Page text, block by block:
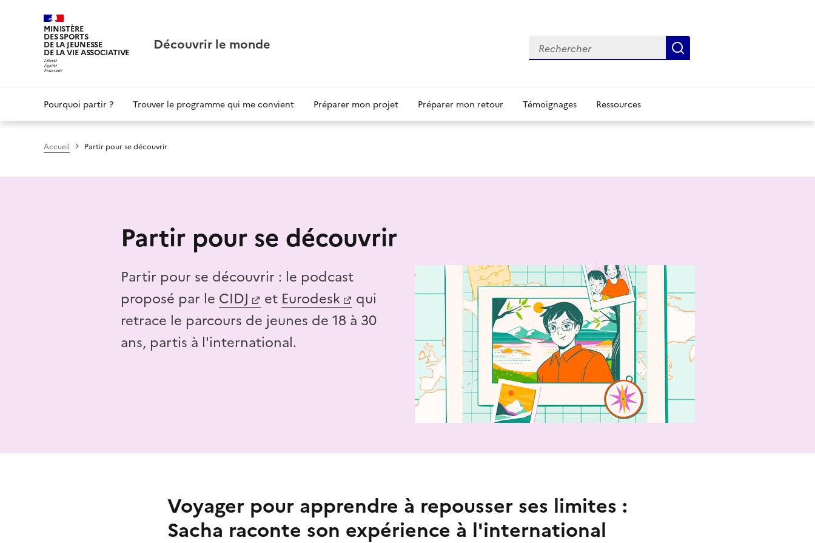
MINISTÈRE
DES SPORTS
DE LA JEUNESSE
DE LA VIE ASSOCIATIVE
Découvrir le monde Rechercher
navigation
Pourquoi partir ? Trouver le programme qui me convient Préparer mon projet Préparer mon retour Témoignages Ressources
Accueil Partir pour se découvrir
Partir pour se découvrir
Partir pour se découvrir : le podcast
proposé par le CIDJ et Eurodesk
qui
retrace le parcours de jeunes de 18 à 30
ans, partis à l'international.
Voyager pour apprendre à repousser ses limites :
Sacha raconte son expérience à l'international